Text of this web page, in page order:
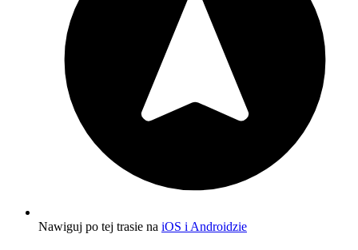
Nawiguj po tej trasie na iOS i Androidzie